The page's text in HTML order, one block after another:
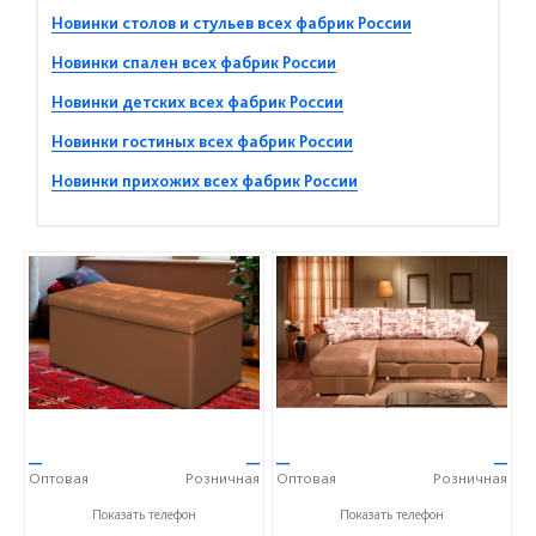
Новинки столов и стульев всех фабрик России
Новинки спален всех фабрик России
Новинки детских всех фабрик России
Новинки гостиных всех фабрик России
Новинки прихожих всех фабрик России
—
Оптовая
—
Розничная
+7 (4752) 56-53-36
Показать телефон
—
Оптовая
—
Розничная
+7 (4752) 56-53-36
Показать телефон